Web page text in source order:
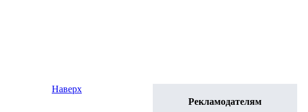
Рекламодателям
Наверх